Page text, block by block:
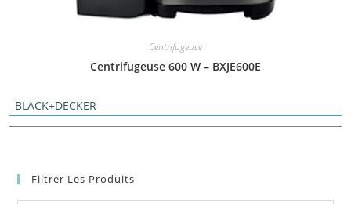
Centrifugeuse
Centrifugeuse 600 W – BXJE600E
BLACK+DECKER
Filtrer Les Produits